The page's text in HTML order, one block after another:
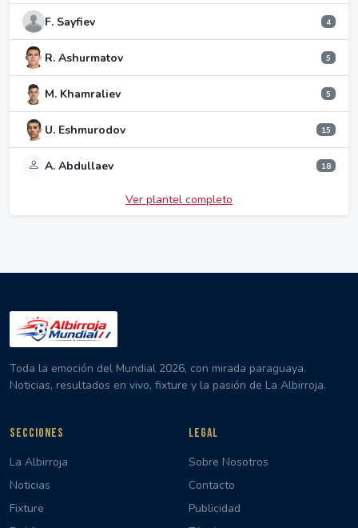
F. Sayfiev 4
R. Ashurmatov 5
M. Khamraliev 5
U. Eshmurodov 15
A. Abdullaev 18
Ver plantel completo
Toda la emoción del Mundial 2026, con mirada paraguaya.
Noticias, resultados en vivo, fixture y la pasión de La Albirroja.
SECCIONES
La Albirroja
Noticias
Fixture
LEGAL
Sobre Nosotros
Contacto
Publicidad